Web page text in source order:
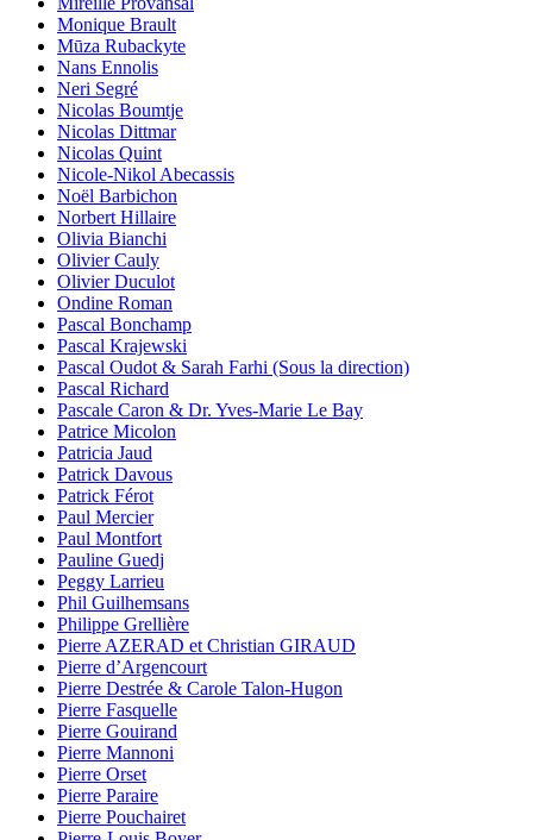
Monique Brault
Mūza Rubackyte
Nans Ennolis
Neri Segré
Nicolas Boumtje
Nicolas Dittmar
Nicolas Quint
Nicole-Nikol Abecassis
Noël Barbichon
Norbert Hillaire
Olivia Bianchi
Olivier Cauly
Olivier Duculot
Ondine Roman
Pascal Bonchamp
Pascal Krajewski
Pascal Oudot & Sarah Farhi (Sous la direction)
Pascal Richard
Pascale Caron & Dr. Yves-Marie Le Bay
Patrice Micolon
Patricia Jaud
Patrick Davous
Patrick Férot
Paul Mercier
Paul Montfort
Pauline Guedj
Peggy Larrieu
Phil Guilhemsans
Philippe Grellière
Pierre AZERAD et Christian GIRAUD
Pierre d’Argencourt
Pierre Destrée & Carole Talon-Hugon
Pierre Fasquelle
Pierre Gouirand
Pierre Mannoni
Pierre Orset
Pierre Paraire
Pierre Pouchairet